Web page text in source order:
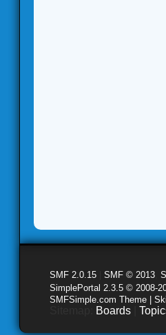
SMF 2.0.15 SMF © 2013
SimplePortal 2.3.5 © 2008-
SMFSimple.com Theme |
Boards